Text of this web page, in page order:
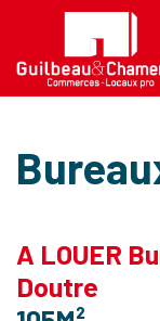
A LOUER
Doutre